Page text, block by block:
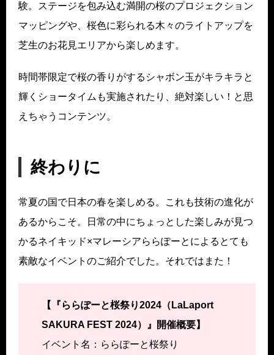
験。ステージを包み込む満開の桜のプロジェクション
マッピングや、桜色に彩られる木々のライトアップを
芝生のお花見エリアから楽しめます。
時間帯限定で桜の香りがするシャボン玉がキラキラと
輝くショータイムも実施されたり、絶対楽しい！と思
えちゃうコンテンツ。
終わりに
常夏の国で日本の春を楽しめる。これも技術の進化が
あるからこそ。日常の中にちょっとした楽しみが見つ
かるネイキッド×マレーシアららぽーとによるとても
素敵なイベントのご紹介でした。それではまた！
【『ららぽーと桜祭り2024（LaLaport
SAKURA FEST 2024）』開催概要】
イベント名：ららぽーと桜祭り